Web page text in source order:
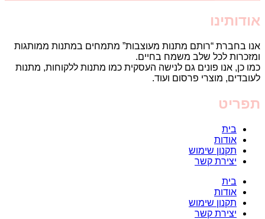
אודותינו
אנו בחברת “רותם מתנות מעוצבות” מתמחים במתנות ממותגות
ומזכרות לכל שלב משמח בחיים.
כמו כן, אנו פונים גם לנישה העסקית כמו מתנות ללקוחות, מתנות
לעובדים, מוצרי פרסום ועוד.
תפריט
בית
אודות
תקנון שימוש
יצירת קשר
בית
אודות
תקנון שימוש
יצירת קשר